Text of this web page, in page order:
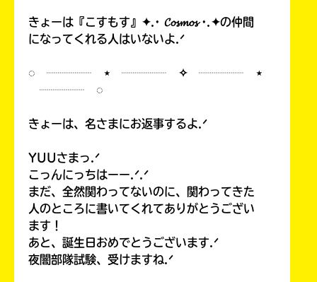
きょーは『こすもす』✦.· 𝓒𝓸𝓼𝓶𝓸𝓼 ·.✦の仲間
になってくれる人はいないよ.ᐟ
◌ ┈┈┈┈ ⋆ ┈┈┈┈ ✧ ┈┈┈┈ ⋆
┈┈┈┈ ◌
きょーは、名さまにお返事するよ.ᐟ
YUUさまっ.ᐟ
こっんにっちはーー.ᐟ.ᐟ
まだ、全然関わってないのに、関わってきた
人のところに書いてくれてありがとうござい
ます！
あと、誕生日おめでとうございます.ᐟ
夜闇部隊試験、受けますね.ᐟ